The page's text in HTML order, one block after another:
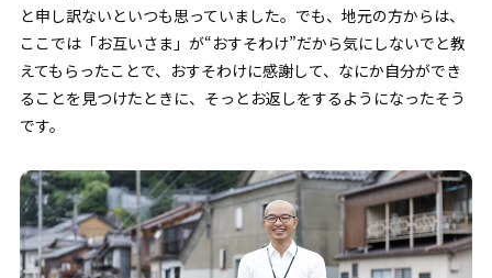
と申し訳ないといつも思っていました。でも、地元の方からは、
ここでは「お互いさま」が“おすそわけ”だから気にしないでと教
えてもらったことで、おすそわけに感謝して、なにか自分ができ
ることを見つけたときに、そっとお返しをするようになったそう
です。